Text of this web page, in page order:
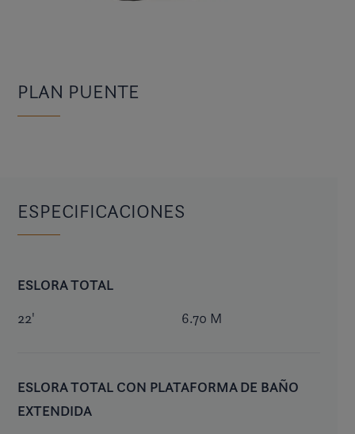
PLAN PUENTE
ESPECIFICACIONES
ESLORA TOTAL
22' 6.70 M
ESLORA TOTAL CON PLATAFORMA DE BAÑO
EXTENDIDA